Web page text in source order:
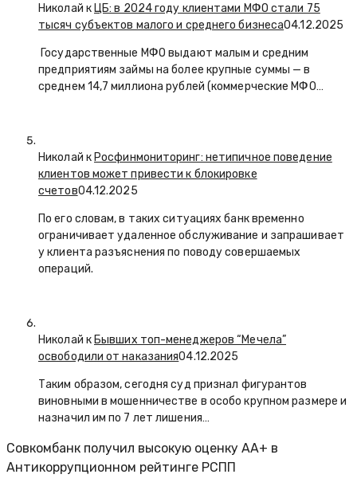
Николай к ЦБ: в 2024 году клиентами МФО стали 75
тысяч субъектов малого и среднего бизнеса04.12.2025
Государственные МФО выдают малым и средним
предприятиям займы на более крупные суммы — в
среднем 14,7 миллиона рублей (коммерческие МФО…
Николай к Росфинмониторинг: нетипичное поведение
клиентов может привести к блокировке
счетов04.12.2025
По его словам, в таких ситуациях банк временно
ограничивает удаленное обслуживание и запрашивает
у клиента разъяснения по поводу совершаемых
операций.
Николай к Бывших топ-менеджеров “Мечела”
освободили от наказания04.12.2025
Таким образом, сегодня суд признал фигурантов
виновными в мошенничестве в особо крупном размере и
назначил им по 7 лет лишения…
Совкомбанк получил высокую оценку АА+ в
Антикоррупционном рейтинге РСПП